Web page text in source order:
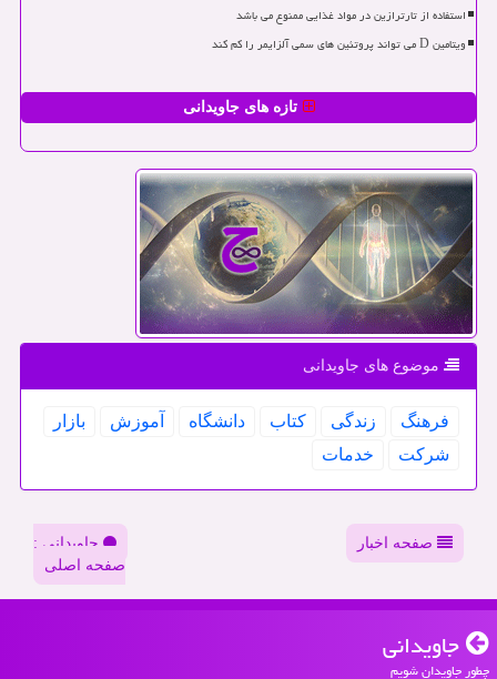
استفاده از تارترازین در مواد غذایی ممنوع می باشد
ویتامین D می تواند پروتئین های سمی آلزایمر را کم کند
تازه های جاویدانی
موضوع های جاویدانی
فرهنگ زندگی كتاب دانشگاه آموزش
بازار
شركت
خدمات
صفحه اخبار
جاویدانی :
صفحه اصلی
جاویدانی
چطور جاویدان شویم